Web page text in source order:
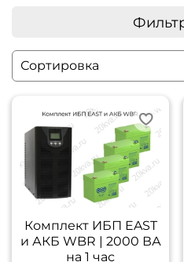
Комплект ИБП EAST
и АКБ WBR | 2000 ВА
на 1 час